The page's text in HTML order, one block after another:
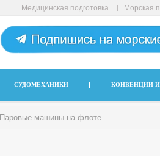
Медицинская подготовка Морская
СУДОМЕХАНИКИ КОНВЕНЦИИ И
Паровые машины на флоте